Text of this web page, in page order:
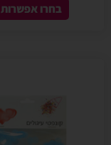
בחרו אפשרות